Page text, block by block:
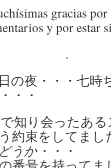
gracias por
y por estar
.
の夜・・・七時
・・
知り会ったあ
約束をしてまし
うか・・・